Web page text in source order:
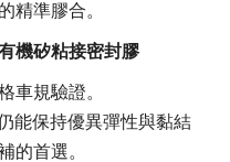
精準膠合。
機矽粘接密封膠
車規驗證。
能保持優異彈性與黏結
的首選。